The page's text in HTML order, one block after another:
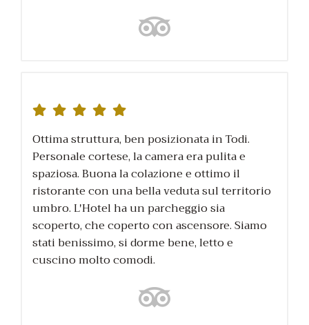
Ottima struttura, ben posizionata in Todi.
Personale cortese, la camera era pulita e
spaziosa. Buona la colazione e ottimo il
ristorante con una bella veduta sul territorio
umbro. L'Hotel ha un parcheggio sia
scoperto, che coperto con ascensore. Siamo
stati benissimo, si dorme bene, letto e
cuscino molto comodi.